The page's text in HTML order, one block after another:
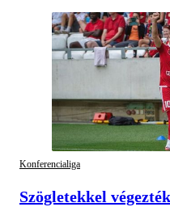
Konferencialiga
Szögletekkel